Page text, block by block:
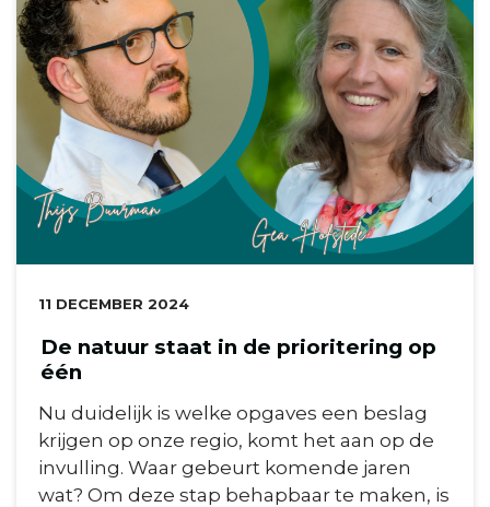
DATUM:
11 DECEMBER 2024
De natuur staat in de prioritering op
één
Nu duidelijk is welke opgaves een beslag
krijgen op onze regio, komt het aan op de
invulling. Waar gebeurt komende jaren
wat? Om deze stap behapbaar te maken, is